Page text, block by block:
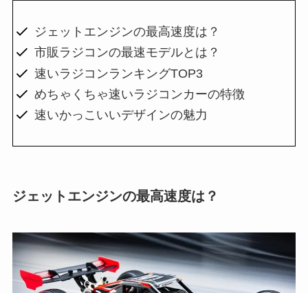
ジェットエンジンの最高速度は？
市販ラジコンの最速モデルとは？
速いラジコンランキングTOP3
めちゃくちゃ速いラジコンカーの特徴
速いかっこいいデザインの魅力
ジェットエンジンの最高速度は？